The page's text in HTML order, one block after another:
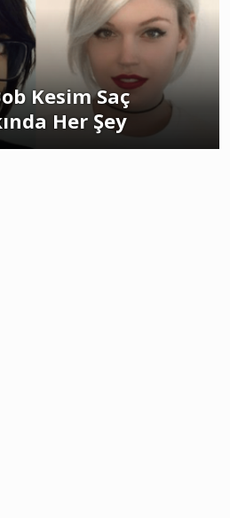
Kesim Saç
Her Şey